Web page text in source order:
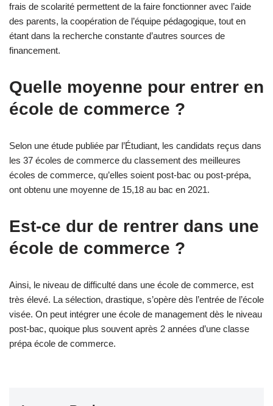
frais de scolarité permettent de la faire fonctionner avec l’aide
des parents, la coopération de l’équipe pédagogique, tout en
étant dans la recherche constante d’autres sources de
financement.
Quelle moyenne pour entrer en
école de commerce ?
Selon une étude publiée par l’Étudiant, les candidats reçus dans
les 37 écoles de commerce du classement des meilleures
écoles de commerce, qu’elles soient post-bac ou post-prépa,
ont obtenu une moyenne de 15,18 au bac en 2021.
Est-ce dur de rentrer dans une
école de commerce ?
Ainsi, le niveau de difficulté dans une école de commerce, est
très élevé. La sélection, drastique, s’opère dès l’entrée de l’école
visée. On peut intégrer une école de management dès le niveau
post-bac, quoique plus souvent après 2 années d’une classe
prépa école de commerce.